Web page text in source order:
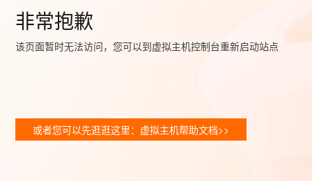
非常抱歉
该页面暂时无法访问，您可以到虚拟主机控制台重新启动站点
或者您可以先逛逛这里：虚拟主机帮助文档>>